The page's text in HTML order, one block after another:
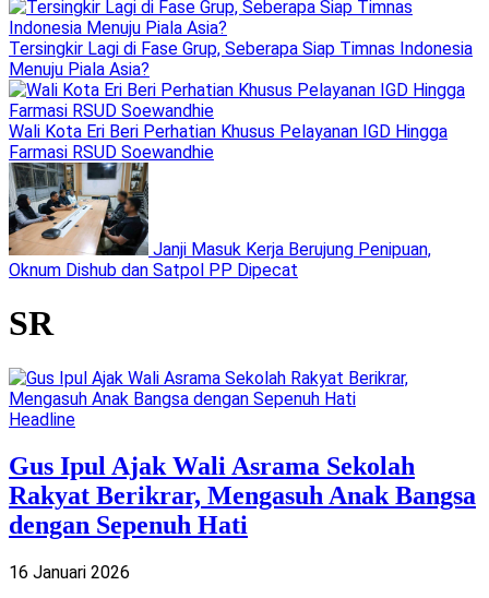
Tersingkir Lagi di Fase Grup, Seberapa Siap Timnas Indonesia
Menuju Piala Asia?
Wali Kota Eri Beri Perhatian Khusus Pelayanan IGD Hingga
Farmasi RSUD Soewandhie
Janji Masuk Kerja Berujung Penipuan,
Oknum Dishub dan Satpol PP Dipecat
SR
Headline
Gus Ipul Ajak Wali Asrama Sekolah
Rakyat Berikrar, Mengasuh Anak Bangsa
dengan Sepenuh Hati
16 Januari 2026